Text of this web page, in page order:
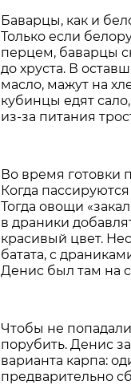
Баварцы, как и
Только если
перцем, баварцы
до хруста. В
масло, мажут на
кубинцы едят
из-за питания
Во время готовки
Когда
Тогда овощи
в драники
красивый цвет.
батата, с
Денис был там на
Чтобы не
порубить. Денис
варианта карпа:
предварительно